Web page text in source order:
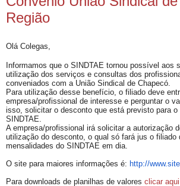
Região
Olá Colegas,
Informamos que o SINDTAE tornou possível aos
utilização dos serviços e consultas dos
conveniados com a União Sindical de Chapecó.
Para utilização desse benefício, o filiado deve
empresa/profissional de interesse e perguntar o
isso, solicitar o desconto que está previsto para
SINDTAE.
A empresa/profissional irá solicitar a autorização
utilização do desconto, o qual só fará jus o filiado
mensalidades do SINDTAE em dia.
O site para maiores informações é: http://
Para downloads de planilhas de valores clicar aqui